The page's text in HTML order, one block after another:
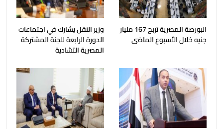
البورصة المصرية تربح 167 مليار
جنيه خلال الأسبوع الماضى
وزير النقل يشارك في اجتماعات
الدورة الرابعة للجنة المشتركة
المصرية التشادية